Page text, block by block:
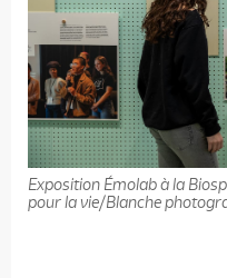
Exposition Émolab à la
pour la vie/Blanche